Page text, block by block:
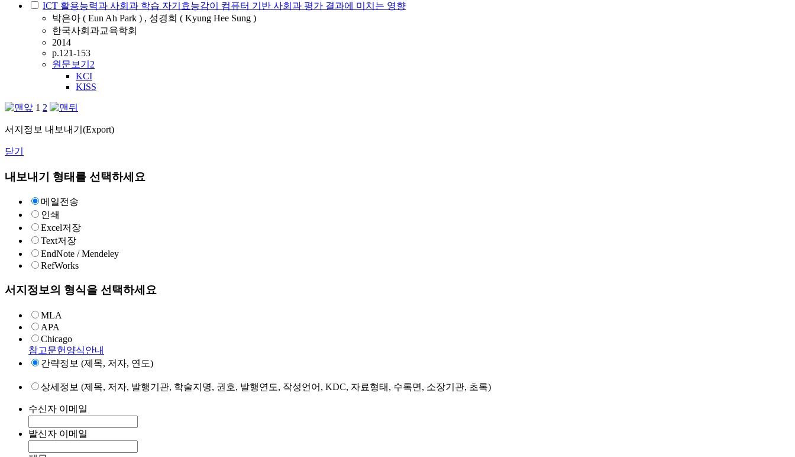
ICT 활용능력과 사회과 학습 자기효능감이 컴퓨터 기반 사회과 평가 결과에 미치는 영향
박은아 ( Eun Ah Park ) , 성경희 ( Kyung Hee Sung )
한국사회과교육학회
2014
p.121-153
원문보기 2
KCI
KISS
1 2
서지정보 내보내기(Export)
닫기
내보내기 형태를 선택하세요
메일전송
인쇄
Excel저장
Text저장
EndNote / Mendeley
RefWorks
서지정보의 형식을 선택하세요
MLA
APA
Chicago
참고문헌양식안내
간략정보 (제목, 저자, 연도)
상세정보 (제목, 저자, 발행기관, 학술지명, 권호, 발행연도, 작성언어, KDC, 자료형태, 수록면, 소장기관, 초록)
수신자 이메일
발신자 이메일